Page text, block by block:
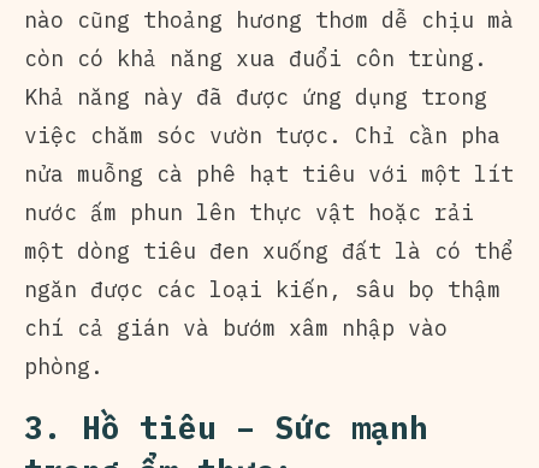
nào cũng thoảng hương thơm dễ chịu mà
còn có khả năng xua đuổi côn trùng.
Khả năng này đã được ứng dụng trong
việc chăm sóc vườn tược. Chỉ cần pha
nửa muỗng cà phê hạt tiêu với một lít
nước ấm phun lên thực vật hoặc rải
một dòng tiêu đen xuống đất là có thể
ngăn được các loại kiến, sâu bọ thậm
chí cả gián và bướm xâm nhập vào
phòng.
3. Hồ tiêu – Sức mạnh